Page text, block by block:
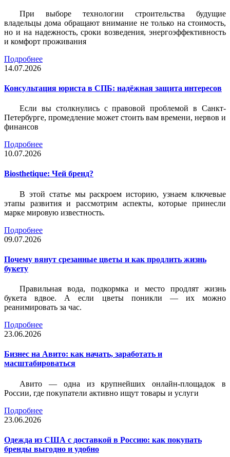
При выборе технологии строительства будущие
владельцы дома обращают внимание не только на стоимость,
но и на надежность, сроки возведения, энергоэффективность
и комфорт проживания
Подробнее
14.07.2026
Консультация юриста в СПБ: надёжная защита интересов
Если вы столкнулись с правовой проблемой в Санкт-
Петербурге, промедление может стоить вам времени, нервов и
финансов
Подробнее
10.07.2026
Biosthetique: Чей бренд?
В этой статье мы раскроем историю, узнаем ключевые
этапы развития и рассмотрим аспекты, которые принесли
марке мировую известность.
Подробнее
09.07.2026
Почему вянут срезанные цветы и как продлить жизнь
букету
Правильная вода, подкормка и место продлят жизнь
букета вдвое. А если цветы поникли — их можно
реанимировать за час.
Подробнее
23.06.2026
Бизнес на Авито: как начать, заработать и
масштабироваться
Авито — одна из крупнейших онлайн-площадок в
России, где покупатели активно ищут товары и услуги
Подробнее
23.06.2026
Одежда из США с доставкой в Россию: как покупать
бренды выгодно и удобно